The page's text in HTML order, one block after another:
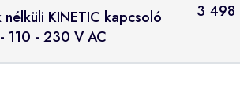
KINETIC kapcsoló
110 - 230 V AC
3 498